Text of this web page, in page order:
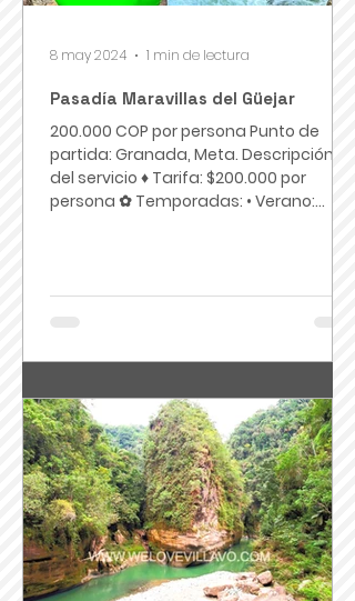
Pasadía Maravillas del Güejar
200.000 COP por persona Punto de
partida: Granada, Meta. Descripción
del servicio ♦ Tarifa: $200.000 por
persona ✿ Temporadas: • Verano:...
8 may 2024 1 min de lectura